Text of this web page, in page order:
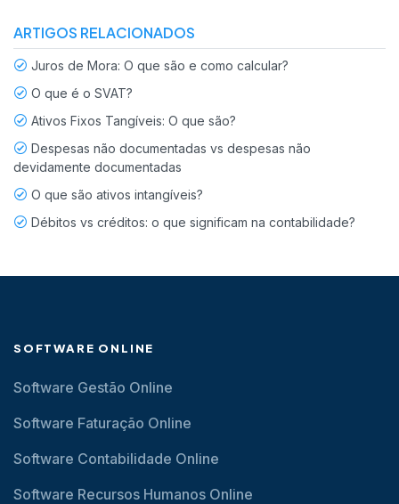
ARTIGOS RELACIONADOS
Juros de Mora: O que são e como calcular?
O que é o SVAT?
Ativos Fixos Tangíveis: O que são?
Despesas não documentadas vs despesas não
devidamente documentadas
O que são ativos intangíveis?
Débitos vs créditos: o que significam na contabilidade?
SOFTWARE ONLINE
Software Gestão Online
Software Faturação Online
Software Contabilidade Online
Software Recursos Humanos Online